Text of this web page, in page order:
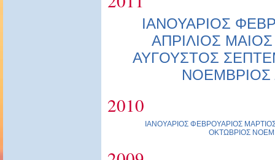
ΙΑΝΟΥΑΡΙΟΣ
ΑΠΡΙΛΙΟΣ ΜΑΙΟΣ
ΑΥΓΟΥΣΤΟΣ
ΝΟΕΜΒΡΙΟΣ
2010
ΙΑΝΟΥΑΡΙΟΣ ΦΕΒΡΟΥΑΡΙΟΣ
ΟΚΤΩΒΡΙΟΣ